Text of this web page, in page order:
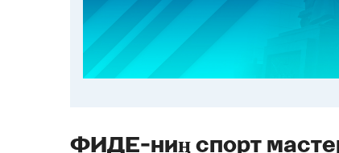
ФИДЕ-ниң спорт